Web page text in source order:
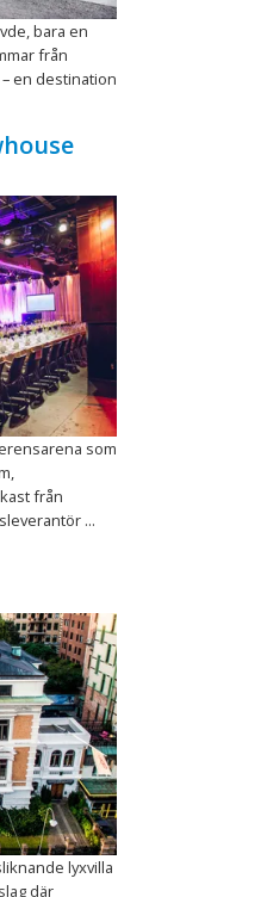
bara en
från
en destination
som
från
...
lyxvilla
där